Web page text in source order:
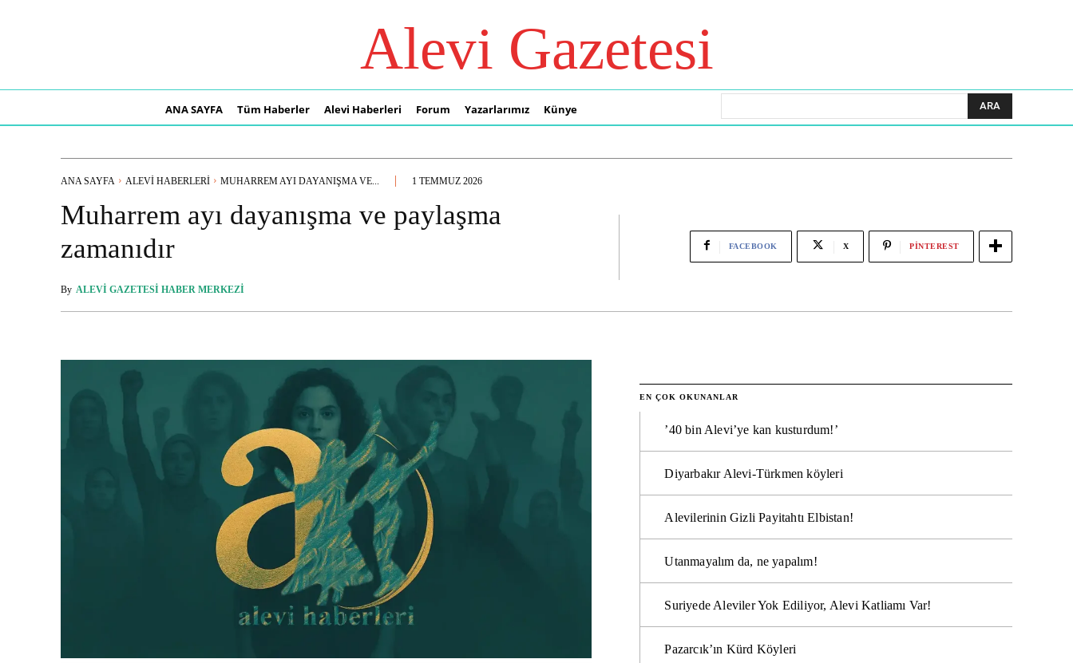
Alevi Gazetesi
ANA SAYFA Tüm Haberler Alevi Haberleri Forum Yazarlarımız Künye ARA
ANA SAYFA ALEVI HABERLERI MUHARREM AYI DAYANIŞMA VE... 1 TEMMUZ 2026
Muharrem ayı dayanışma ve paylaşma
zamanıdır
By ALEVI GAZETESI HABER MERKEZI
FACEBOOK X PINTEREST
EN ÇOK OKUNANLAR
’40 bin Alevi’ye kan kusturdum!’
Diyarbakır Alevi-Türkmen köyleri
Alevilerinin Gizli Payitahtı Elbistan!
Utanmayalım da, ne yapalım!
Suriyede Aleviler Yok Ediliyor, Alevi Katliamı Var!
Pazarcık’ın Kürd Köyleri